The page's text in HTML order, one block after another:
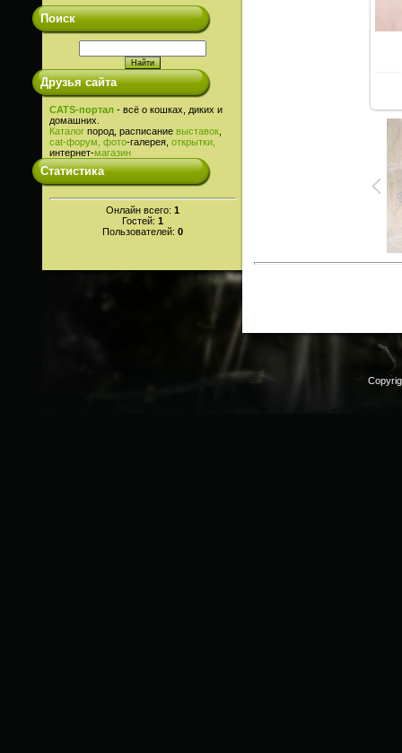
Поиск
Друзья сайта
CATS-портал - всё о кошках, диких и
домашних.
Каталог пород, расписание выставок
cat-форум, фото-галерея, открытки,
интернет-магазин
Статистика
Онлайн всего: 1
Гостей: 1
Пользователей: 0